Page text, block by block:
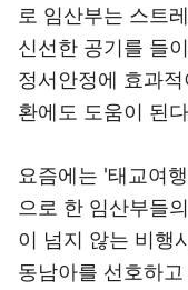
로 임산부는 스트
신선한 공기를 들
정서안정에 효과
환에도 도움이 된
요즘에는 '태교여
으로 한 임산부들
이 넘지 않는 비행
동남아를 선호하